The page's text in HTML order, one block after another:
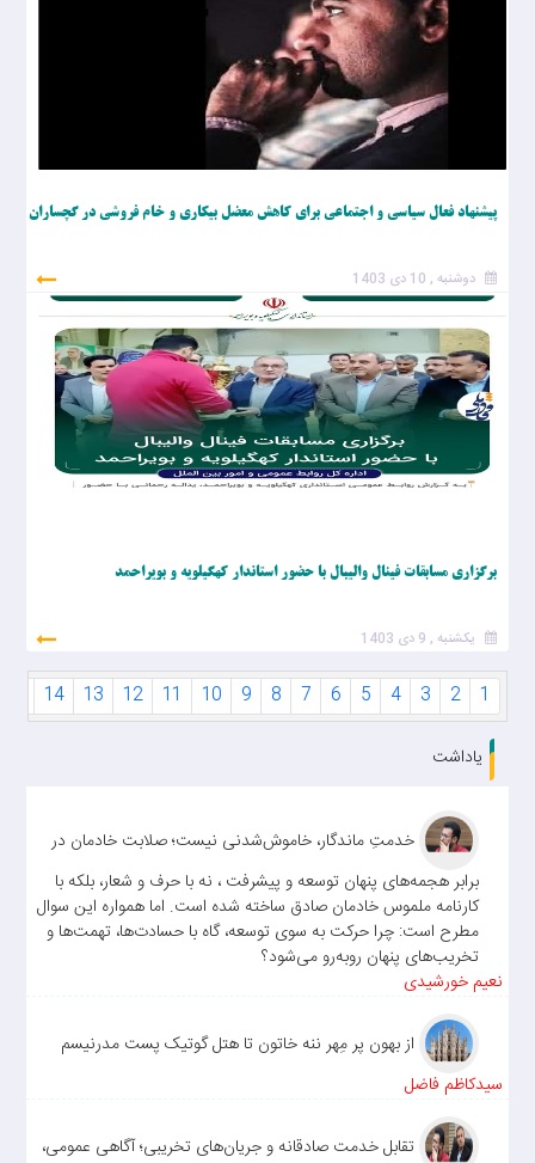
یاداشت
خدمتِ ماندگار، خاموش‌شدنی نیست؛ صلابت خادمان در
برابر هجمه‌های پنهان توسعه و پیشرفت ، نه با حرف و شعار، بلکه با
کارنامه ملموس خادمان صادق ساخته شده است. اما همواره این سوال
مطرح است: چرا حرکت به سوی توسعه، گاه با حسادت‌ها، تهمت‌ها و
تخریب‌های پنهان روبه‌رو می‌شود؟
نعیم خورشیدی
از بهون پر مِهر ننه خاتون تا هتل گوتیک پست مدرنیسم
سیدکاظم فاضل
تقابل خدمت صادقانه و جریان‌های تخریبی؛ آگاهی عمومی،
پیشنهاد فعال سیاسی و اجتماعی برای کاهش معضل بیکاری و خام فروشی در گچساران
دوشنبه , 10 دی 1403
برگزاری مسابقات فینال والیبال با حضور استاندار کهگیلویه و بویراحمد
یکشنبه , 9 دی 1403
1
2
3
4
5
6
7
8
9
10
11
12
13
14